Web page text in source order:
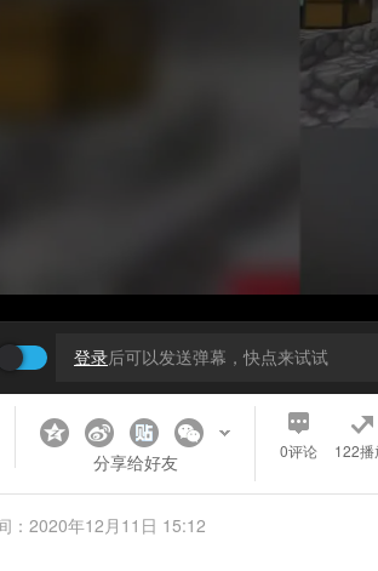
登录后可以发送弹幕，快点来试试
分享给好友 0评论 122播
：2020年12月11日 15:12